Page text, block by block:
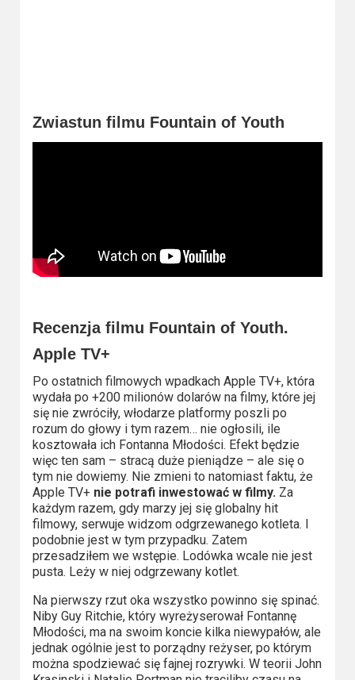
2019
2015
Zwiastun filmu Fountain of Youth
Recenzja filmu Fountain of Youth.
Apple TV+
Po ostatnich filmowych wpadkach Apple TV+, która
wydała po +200 milionów dolarów na filmy, które jej
się nie zwróciły, włodarze platformy poszli po
rozum do głowy i tym razem… nie ogłosili, ile
kosztowała ich Fontanna Młodości. Efekt będzie
więc ten sam – stracą duże pieniądze – ale się o
tym nie dowiemy. Nie zmieni to natomiast faktu, że
Apple TV+ nie potrafi inwestować w filmy. Za
każdym razem, gdy marzy jej się globalny hit
filmowy, serwuje widzom odgrzewanego kotleta. I
podobnie jest w tym przypadku. Zatem
przesadziłem we wstępie. Lodówka wcale nie jest
pusta. Leży w niej odgrzewany kotlet.
Na pierwszy rzut oka wszystko powinno się spinać.
Niby Guy Ritchie, który wyreżyserował Fontannę
Młodości, ma na swoim koncie kilka niewypałów, ale
jednak ogólnie jest to porządny reżyser, po którym
można spodziewać się fajnej rozrywki. W teorii John